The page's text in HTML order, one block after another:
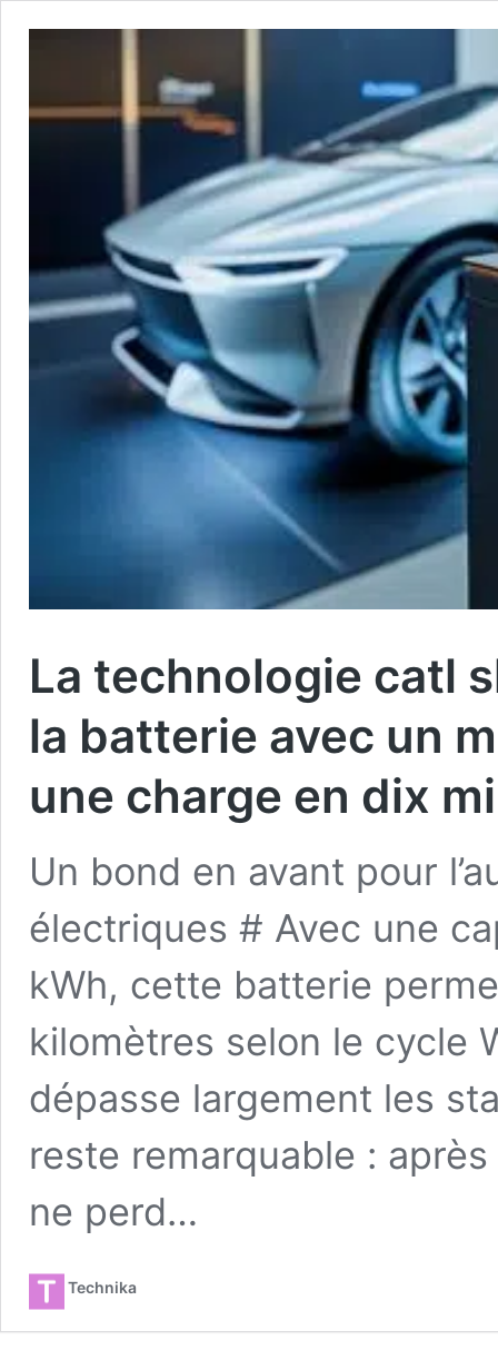
La technologie catl
la batterie avec un
une charge en dix
Un bond en avant pour
électriques # Avec une
kWh, cette batterie
kilomètres selon le cycle
dépasse largement les
reste remarquable :
ne perd…
Technika